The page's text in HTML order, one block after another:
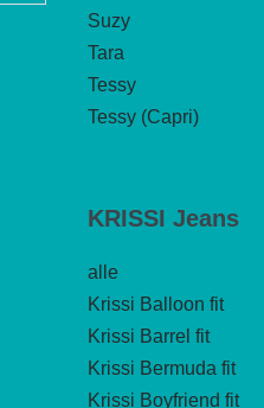
Suzy
Tara
Tessy
Tessy (Capri)
KRISSI Jeans
alle
Krissi Balloon fit
Krissi Barrel fit
Krissi Bermuda fit
Krissi Boyfriend fit